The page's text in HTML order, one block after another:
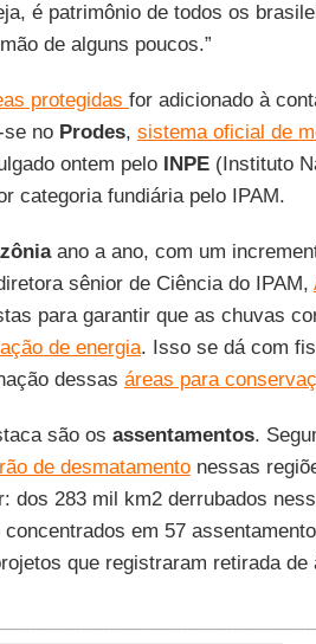
é patrimônio de todos os
de alguns poucos.”
protegidas for adicionado à
se no Prodes, sistema oficial de
ontem peloINPE(Instituto
categoria fundiária pelo IPAM.
ano a ano, com um
sênior de Ciência do IPAM,
para garantir que as chuvas
de energia. Isso se dá com
dessas áreas para
são os assentamentos.
de desmatamentonessas
dos 283 mil km2 derrubados
em 57
que registraram retirada de